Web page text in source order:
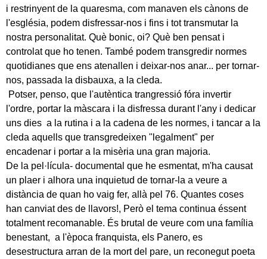
i restrinyent de la quaresma, com manaven els cànons de
l'església, podem disfressar-nos i fins i tot transmutar la
nostra personalitat. Què bonic, oi? Què ben pensat i
controlat que ho tenen. També podem transgredir normes
quotidianes que ens atenallen i deixar-nos anar... per tornar-
nos, passada la disbauxa, a la cleda.
Potser, penso, que l'autèntica trangressió fóra invertir
l'ordre, portar la màscara i la disfressa durant l'any i dedicar
uns dies a la rutina i a la cadena de les normes, i tancar a la
cleda aquells que transgredeixen "legalment" per
encadenar i portar a la misèria una gran majoria.
De la pel·lícula- documental que he esmentat, m'ha causat
un plaer i alhora una inquietud de tornar-la a veure a
distància de quan ho vaig fer, allà pel 76. Quantes coses
han canviat des de llavors!, Però el tema continua éssent
totalment recomanable. És brutal de veure com una família
benestant, a l'època franquista, els Panero, es
desestructura arran de la mort del pare, un reconegut poeta